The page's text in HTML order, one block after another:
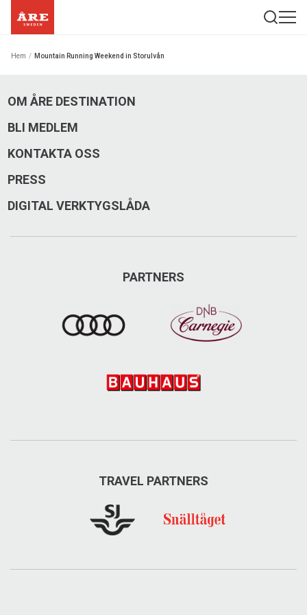
Hem / Mountain Running Weekend in Storulvån
OM ÅRE DESTINATION
BLI MEDLEM
KONTAKTA OSS
PRESS
DIGITAL VERKTYGSLÅDA
PARTNERS
TRAVEL PARTNERS